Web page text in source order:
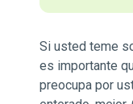
Si usted teme
es importante
preocupa por